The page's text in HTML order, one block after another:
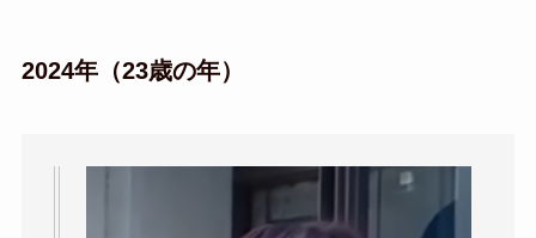
2024年（23歳の年）